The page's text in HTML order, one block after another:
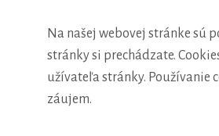
Na našej webovej stránke sú
stránky si prechádzate.
užívateľa stránky. Používanie
záujem.